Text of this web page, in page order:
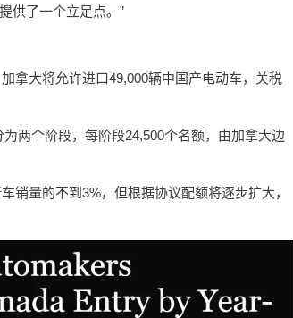
供了一个立足点。”
拿大将允许进口49,000辆中国产电动车，关税
两个阶段，每阶段24,500个名额，由加拿大边
销量的不到3%，但根据协议配额将逐步扩大，